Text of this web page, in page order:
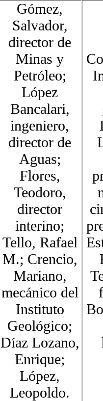
Gómez,
Salvador,
director de
Minas y
Petróleo;
López
Bancalari,
ingeniero,
director de
Aguas;
Flores,
Teodoro,
director
interino;
Tello, Rafael
M.; Crencio,
Mariano,
mecánico del
Instituto
Geológico;
Díaz Lozano,
Enrique;
López,
Leopoldo.